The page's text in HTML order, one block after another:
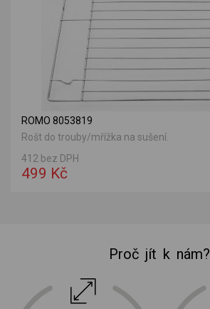
ROMO 8053819
Rošt do trouby/mřížka na sušení.
412 bez DPH
499 Kč
Proč jít k nám?